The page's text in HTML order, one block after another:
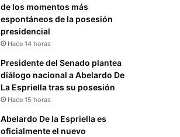
de los momentos más
espontáneos de la posesión
presidencial
Hace 14 horas
Presidente del Senado plantea
diálogo nacional a Abelardo De
La Espriella tras su posesión
Hace 15 horas
Abelardo De la Espriella es
oficialmente el nuevo